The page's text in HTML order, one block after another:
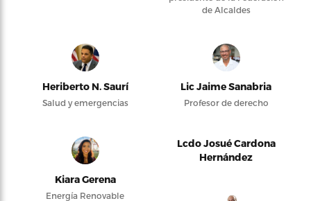
de Alcaldes
Heriberto N. Saurí
Salud y emergencias
Lic Jaime Sanabria
Profesor de derecho
Kiara Gerena
Energía Renovable
Lcdo Josué Cardona
Hernández